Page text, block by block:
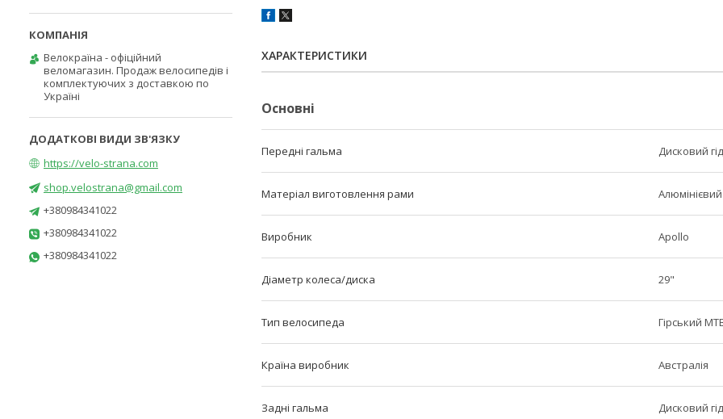
ХАРАКТЕРИСТИКИ
Основні
Передні гальма Дисковий
Матеріал виготовлення рами
Виробник Apollo
Діаметр колеса/диска 29"
Тип велосипеда Гірський
Країна виробник Австралія
Задні гальма Дисковий
Велокраїна - офіційний
веломагазин. Продаж велосипедів і
комплектуючих з доставкою по
Україні
https://velo-strana.com
shop.velostrana@gmail.com
+380984341022
+380984341022
+380984341022